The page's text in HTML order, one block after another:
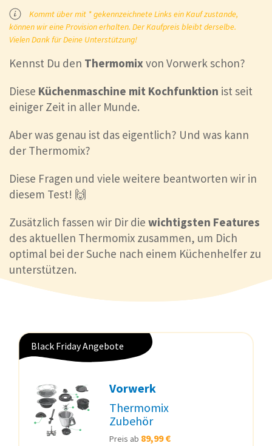
Kommt über mit * gekennzeichnete Links ein Kauf zustande,
können wir eine Provision erhalten. Der Kaufpreis bleibt derselbe.
Vielen Dank für Deine Unterstützung!
Kennst Du den Thermomix von Vorwerk schon?
Diese Küchenmaschine mit Kochfunktion ist seit
einiger Zeit in aller Munde.
Aber was genau ist das eigentlich? Und was kann
der Thermomix?
Diese Fragen und viele weitere beantworten wir in
diesem Test! 🙌
Zusätzlich fassen wir Dir die wichtigsten Features
des aktuellen Thermomix zusammen, um Dich
optimal bei der Suche nach einem Küchenhelfer zu
unterstützen.
Black Friday Angebote
Vorwerk
Thermomix
Zubehör
Preis ab 89,99 €